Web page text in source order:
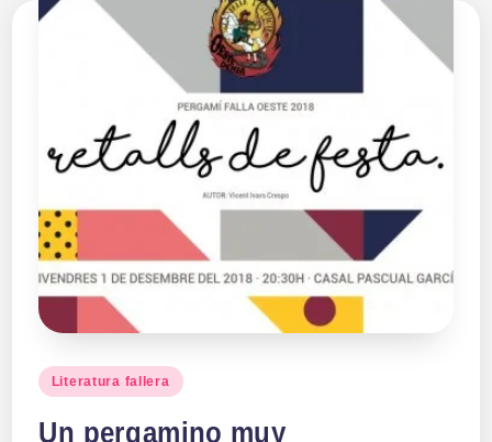
Publicado
Literatura fallera
Un pergamino muy